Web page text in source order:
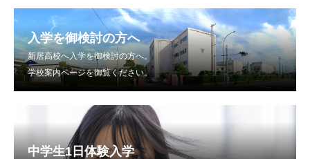
入学を御検討の方へ
新居高校へ入学を御検討の方へ。
学校案内ページを御覧ください。
中学生1日体験入学